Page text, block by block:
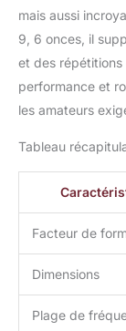
mais aussi
9, 6 onces, il
et des
performance et
les amateurs
Tableau
Facteur de
Dimensions
Plage de